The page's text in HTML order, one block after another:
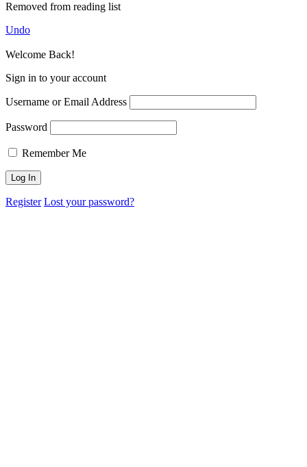
Removed from reading list
Undo
Welcome Back!
Sign in to your account
Username or Email Address
Password
Remember Me
Register Lost your password?